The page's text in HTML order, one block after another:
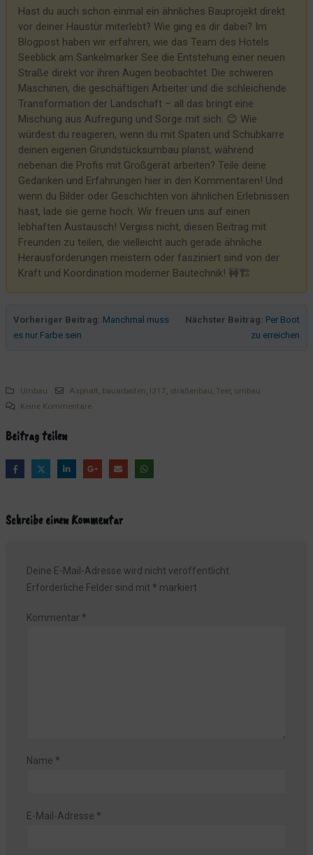
Links rechts geradeaus?
Wer teeren will muss sperren!
Wird die Straße saniert, zittern die Gebäude
Sperrung der L317 - ab dem 17 März geht es weiter
Gefrierschrank - was nicht passt, wird passend gemacht
Heute muss der Eingangsbereich dran glauben
Es werde Licht!
Heute schon Glasfaser beantragt?
R.I.P Zimmer 7
Zur Terrasse...
Mühsame Gastkommunikation - das war einmal!
Unser Parkplatz und seine Probleme
Die 19... bald ist es soweit
Fortschritt im Imbiss
Hier fällt ein Haus, dort steht ein Kran und ewig droht der
Baggerzahn
Das Grauen der Nebengebäude
Hast du auch schon einmal ein ähnliches Bauprojekt direkt
vor deiner Haustür miterlebt? Wie ging es dir dabei? Im
Blogpost haben wir erfahren, wie das Team des Hotels
Seeblick am Sankelmarker See die Entstehung einer neuen
Straße direkt vor ihren Augen beobachtet. Die schweren
Maschinen, die geschäftigen Arbeiter und die schleichende
Transformation der Landschaft – all das bringt eine
Mischung aus Aufregung und Sorge mit sich. 😊 Wie
würdest du reagieren, wenn du mit Spaten und Schubkarre
deinen eigenen Grundstücksumbau planst, während
nebenan die Profis mit Großgerät arbeiten? Teile deine
Gedanken und Erfahrungen hier in den Kommentaren! Und
wenn du Bilder oder Geschichten von ähnlichen Erlebnissen
hast, lade sie gerne hoch. Wir freuen uns auf einen
lebhaften Austausch! Vergiss nicht, diesen Beitrag mit
Freunden zu teilen, die vielleicht auch gerade ähnliche
Herausforderungen meistern oder fasziniert sind von der
Kraft und Koordination moderner Bautechnik! 🚧🏗️
Vorheriger Beitrag: Manchmal muss
es nur Farbe sein
Nächster Beitrag: Per Boot
zu erreichen
Umbau Asphalt bauarbeiten l317 straßenbau ,Teer, umbau
Keine Kommentare
Beitrag teilen
Schreibe einen Kommentar
Deine E-Mail-Adresse wird nicht veröffentlicht.
Erforderliche Felder sind mit * markiert
Kommentar *
Name *
E-Mail-Adresse *